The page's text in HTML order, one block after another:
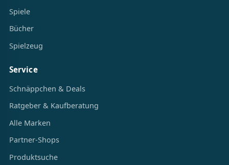
Spiele
Bücher
Spielzeug
Service
Schnäppchen & Deals
Ratgeber & Kaufberatung
Alle Marken
Partner-Shops
Produktsuche